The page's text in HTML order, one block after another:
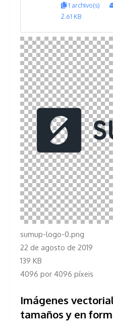
1 archivo(s)
2.61 KB
sumup-logo-0.png
22 de agosto de 2019
139 KB
4096 por 4096 píxeis
Imágenes
tamaños y en